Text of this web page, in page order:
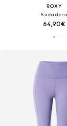
ROXY
Sudadera
64,90€